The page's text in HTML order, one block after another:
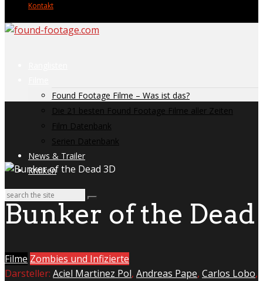
Kontakt
Found Footage Filme – Was ist das?
Die 21 besten Found Footage Filme aller Zeiten
Film Datenbank
Serien Datenbank
News & Trailer
Kritiken
Bunker of the Dead
Filme Zombies und Infizierte
Darsteller: Aciel Martinez Pol, Andreas Pape, Carlos Lobo,